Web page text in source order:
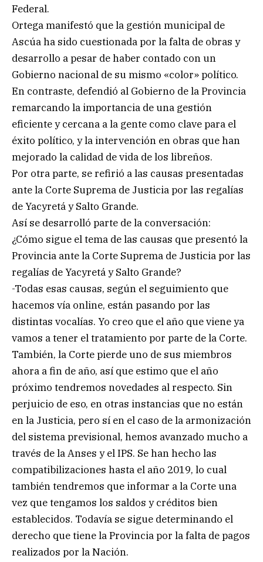
Federal.
Ortega manifestó que la gestión municipal de
Ascúa ha sido cuestionada por la falta de obras y
desarrollo a pesar de haber contado con un
Gobierno nacional de su mismo «color» político.
En contraste, defendió al Gobierno de la Provincia
remarcando la importancia de una gestión
eficiente y cercana a la gente como clave para el
éxito político, y la intervención en obras que han
mejorado la calidad de vida de los libreños.
Por otra parte, se refirió a las causas presentadas
ante la Corte Suprema de Justicia por las regalías
de Yacyretá y Salto Grande.
Así se desarrolló parte de la conversación:
¿Cómo sigue el tema de las causas que presentó la
Provincia ante la Corte Suprema de Justicia por las
regalías de Yacyretá y Salto Grande?
-Todas esas causas, según el seguimiento que
hacemos vía online, están pasando por las
distintas vocalías. Yo creo que el año que viene ya
vamos a tener el tratamiento por parte de la Corte.
También, la Corte pierde uno de sus miembros
ahora a fin de año, así que estimo que el año
próximo tendremos novedades al respecto. Sin
perjuicio de eso, en otras instancias que no están
en la Justicia, pero sí en el caso de la armonización
del sistema previsional, hemos avanzado mucho a
través de la Anses y el IPS. Se han hecho las
compatibilizaciones hasta el año 2019, lo cual
también tendremos que informar a la Corte una
vez que tengamos los saldos y créditos bien
establecidos. Todavía se sigue determinando el
derecho que tiene la Provincia por la falta de pagos
realizados por la Nación.